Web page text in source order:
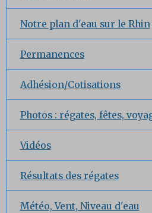
Notre plan d'eau sur le Rhin
Permanences
Adhésion/Cotisations
Photos : régates, fêtes,
Vidéos
Résultats des régates
Météo, Vent, Niveau d'eau